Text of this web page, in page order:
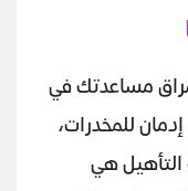
مساعدتك في
للمخدرات،
التأهيل هي